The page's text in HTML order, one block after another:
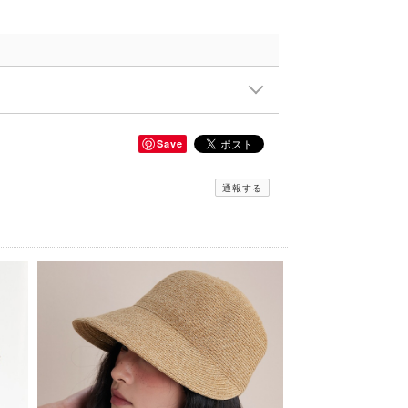
Save
通報する